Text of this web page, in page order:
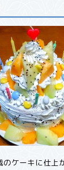
のケーキに仕